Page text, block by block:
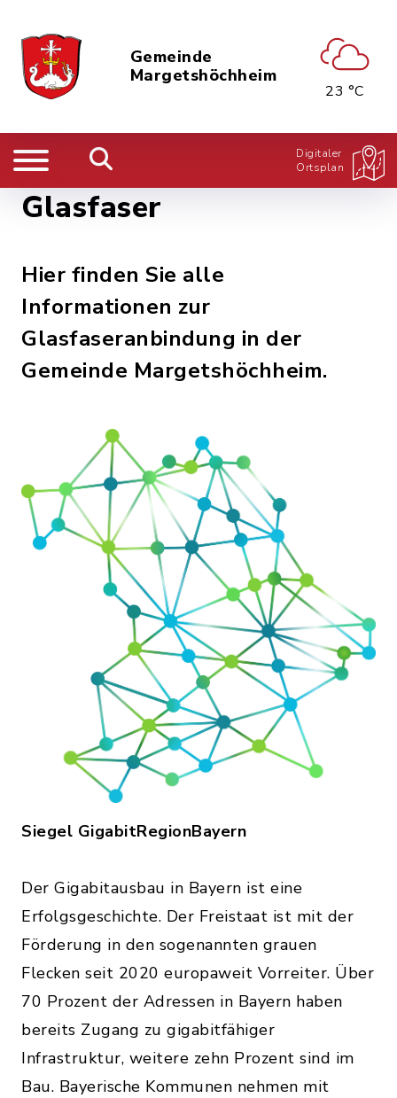
Gemeinde
Margetshöchheim
23 °C
Digitaler
Ortsplan
Glasfaser
Hier finden Sie alle
Informationen zur
Glasfaseranbindung in der
Gemeinde Margetshöchheim.
Siegel GigabitRegionBayern
Der Gigabitausbau in Bayern ist eine
Erfolgsgeschichte. Der Freistaat ist mit der
Förderung in den sogenannten grauen
Flecken seit 2020 europaweit Vorreiter. Über
70 Prozent der Adressen in Bayern haben
bereits Zugang zu gigabitfähiger
Infrastruktur, weitere zehn Prozent sind im
Bau. Bayerische Kommunen nehmen mit